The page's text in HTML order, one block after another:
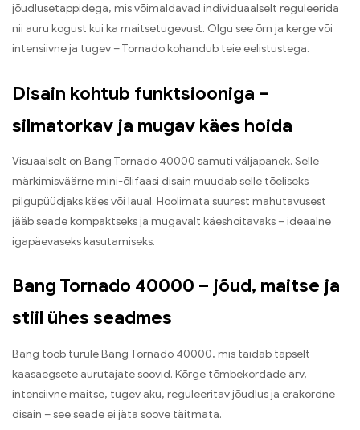
jõudlusetappidega, mis võimaldavad individuaalselt reguleerida
nii auru kogust kui ka maitsetugevust. Olgu see õrn ja kerge või
intensiivne ja tugev – Tornado kohandub teie eelistustega.
Disain kohtub funktsiooniga –
silmatorkav ja mugav käes hoida
Visuaalselt on Bang Tornado 40000 samuti väljapanek. Selle
märkimisväärne mini-õlifaasi disain muudab selle tõeliseks
pilgupüüdjaks käes või laual. Hoolimata suurest mahutavusest
jääb seade kompaktseks ja mugavalt käeshoitavaks – ideaalne
igapäevaseks kasutamiseks.
Bang Tornado 40000 – jõud, maitse ja
stiil ühes seadmes
Bang toob turule Bang Tornado 40000, mis täidab täpselt
kaasaegsete aurutajate soovid. Kõrge tõmbekordade arv,
intensiivne maitse, tugev aku, reguleeritav jõudlus ja erakordne
disain – see seade ei jäta soove täitmata.